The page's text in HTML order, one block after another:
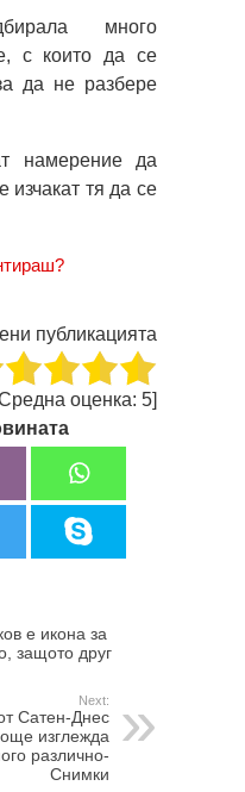
много
с които да се
да не разбере
намерение да
тя да се
публикацията
оценка: 5]
е икона за
защото друг
Next:
Сатен-Днес
изглежда
различно-
Снимки